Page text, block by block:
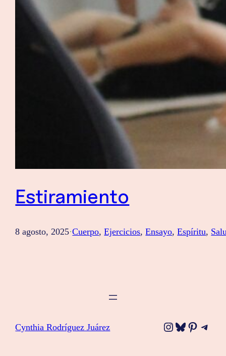
Estiramiento
8 agosto, 2025·Cuerpo, Ejercicios, Ensayo, Espíritu,
Cynthia Rodríguez Juárez Instagram
Bluesky